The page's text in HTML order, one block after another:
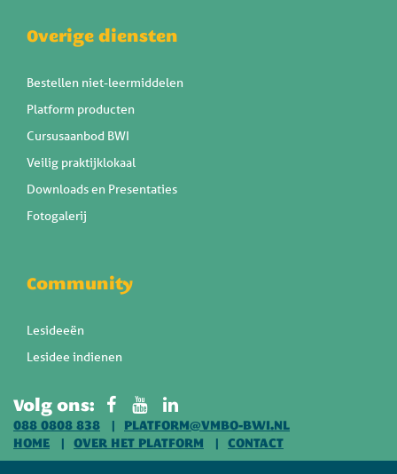
Overige diensten
Bestellen niet-leermiddelen
Platform producten
Cursusaanbod BWI
Veilig praktijklokaal
Downloads en Presentaties
Fotogalerij
Community
Lesideeën
Lesidee indienen
Volg ons:
088 0808 838
PLATFORM@VMBO-BWI.NL
HOME
OVER HET PLATFORM CONTACT